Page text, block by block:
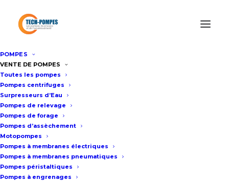
POMPES
VENTE DE POMPES
Toutes les pompes
Pompes centrifuges
Surpresseurs d’Eau
Pompes de relevage
Pompes de forage
Pompes d’assèchement
Motopompes
Pompes à membranes électriques
Pompes à membranes pneumatiques
Pompes péristaltiques
Pompes à engrenages
Accueil /Pompes de forage
LOWARA/Pompe immergée de forage LOWARA (XYLEM)
16GS55
Pompe immergée de forage
LOWARA (XYLEM) 16GS55
Fiche technique